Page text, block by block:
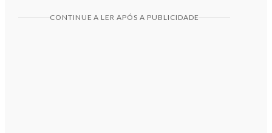
CONTINUE A LER APÓS A PUBLICIDADE